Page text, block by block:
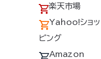
アクセス
採用情報
の回収について
デバイス・ファン
オプション対応表
取扱説明書ダウ
楽天市場
Yahoo!ショッ
ピング
Amazon